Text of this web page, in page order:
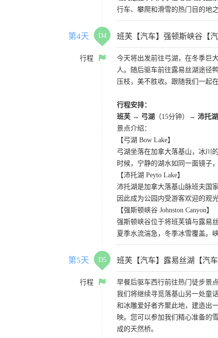
行车、攀爬和滑雪的热门目的地
第4天 D4 班芙【汽车】强顿斯峡谷【
行程
今天将出发前往弓湖，在冬季巨
人。随后驱车前往露易丝湖途径
压枝，美不胜收。跟随我们一起
行程安排：
班芙 → 弓湖
（15分钟）
→ 沛托湖
景点介绍：
【弓湖 Bow Lake】
弓湖坐落在加拿大落基山，冰川
时候，宁静的湖水如同一面镜子
【沛托湖 Peyto Lake】
沛托湖是加拿大落基山脉班夫国
因此成为公园内受游客欢迎的观
【强斯顿峡谷 Johnston Canyon】
强斯顿峡谷位于将班芙镇与露易
夏季水流湍急，冬季冰雪覆盖。
第5天 D5 班芙【汽车】露易丝湖【汽
行程
早餐后驱车西行前往热门徒步景
我们将继续寻觅落基山另一处童
和冰雕爱好者齐聚此地，建造出
映。您可以参加我们精心准备的
成的天然桥。